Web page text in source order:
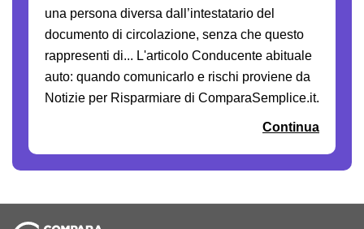
una persona diversa dall’intestatario del
documento di circolazione, senza che questo
rappresenti di... L'articolo Conducente abituale
auto: quando comunicarlo e rischi proviene da
Notizie per Risparmiare di ComparaSemplice.it.
Continua